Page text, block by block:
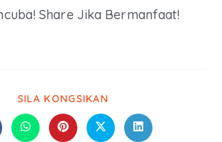
Share Jika Bermanfaat!
SILA KONGSIKAN